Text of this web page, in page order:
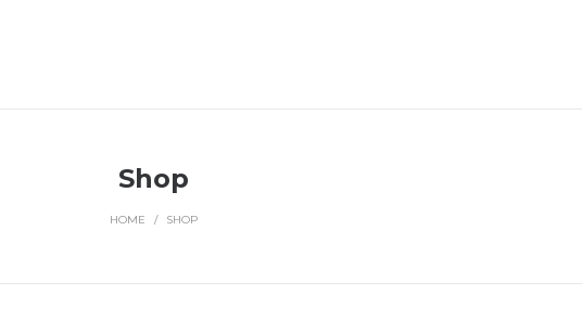
Shop
HOME / SHOP